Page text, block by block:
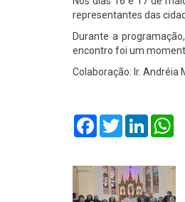
representantes das
Durante a
encontro foi um
Colaboração: Ir. Andréia
FacebookTwitterLinkedIn